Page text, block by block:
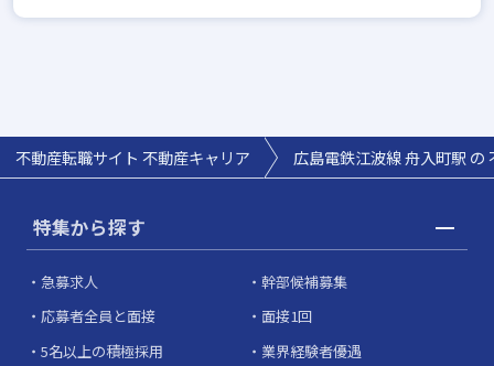
不動産転職サイト 不動産キャリア 広島電鉄江波線 舟入町駅 の
特集から探す
急募求人
幹部候補募集
応募者全員と面接
面接1回
5名以上の積極採用
業界経験者優遇